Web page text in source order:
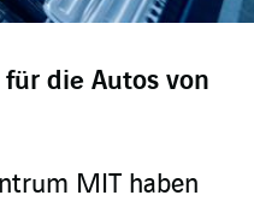
die Autos von
MIT haben